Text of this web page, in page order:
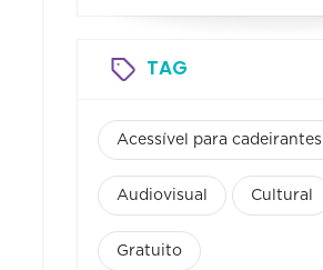
TAG
Acessível para cadeirantes
Audiovisual Cultural
Gratuito